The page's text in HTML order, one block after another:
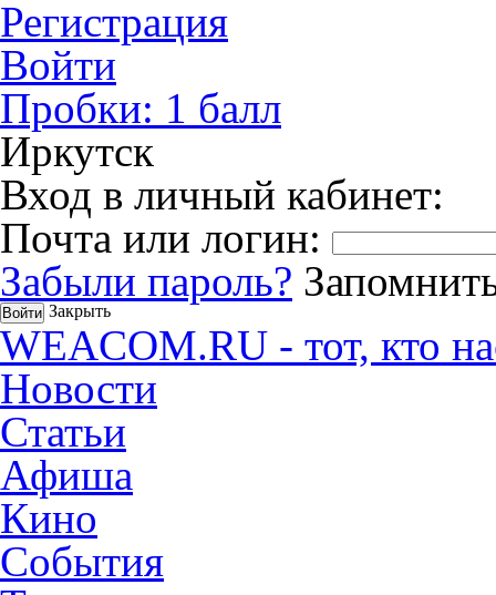
Регистрация
Войти
Пробки: 1 балл
Иркутск
Вход в личный кабинет:
Почта или логин:
Забыли пароль?
Закрыть
WEACOM.RU - тот, кто
Новости
Статьи
Афиша
Кино
События